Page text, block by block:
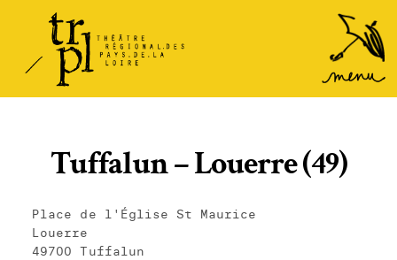
TRPL -
Théâtre
Régional
de la
Loire
Accéder
au
menu
Tuffalun – Louerre (49)
Place de l'Église St Maurice
Louerre
49700 Tuffalun